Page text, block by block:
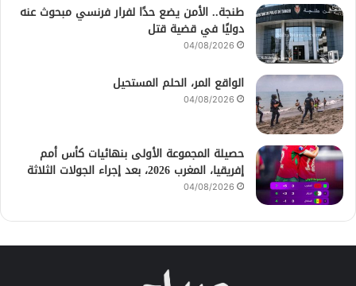
طنجة.. الأمن يضع حدًا لفرار فرنسي مبحوث عنه
دوليًا في قضية قتل
04/08/2026
الواقع المر، الحلم المستحيل
04/08/2026
حصيلة المجموعة الأولى بنهائيات كأس أمم
إفريقيا، المغرب 2026، بعد إجراء الجولات الثلاثة
04/08/2026